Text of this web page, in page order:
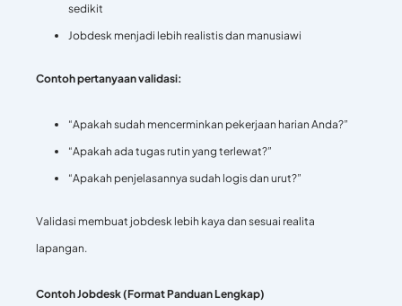
sedikit
Jobdesk menjadi lebih realistis dan manusiawi
Contoh pertanyaan validasi:
“Apakah sudah mencerminkan pekerjaan harian Anda?”
“Apakah ada tugas rutin yang terlewat?”
“Apakah penjelasannya sudah logis dan urut?”
Validasi membuat jobdesk lebih kaya dan sesuai realita
lapangan.
Contoh Jobdesk (Format Panduan Lengkap)